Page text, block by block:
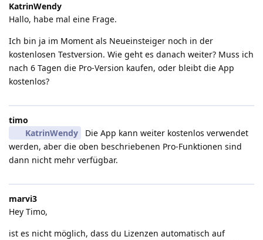
KatrinWendy
Hallo, habe mal eine Frage.
Ich bin ja im Moment als Neueinsteiger noch in der
kostenlosen Testversion. Wie geht es danach weiter? Muss ich
nach 6 Tagen die Pro-Version kaufen, oder bleibt die App
kostenlos?
timo
KatrinWendy
Die App kann weiter kostenlos verwendet
werden, aber die oben beschriebenen Pro-Funktionen sind
dann nicht mehr verfügbar.
marvi3
Hey Timo,
ist es nicht möglich, dass du Lizenzen automatisch auf